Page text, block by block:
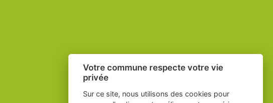
Votre commune respecte votre vie
privée
Sur ce site, nous utilisons des cookies pour